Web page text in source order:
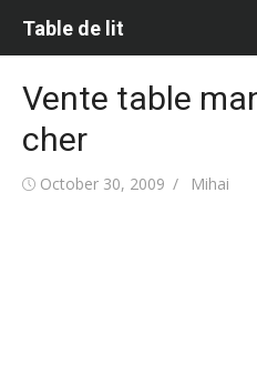
Table de lit
Vente table
cher
Posted
October 30, 2009 Author
Mihai